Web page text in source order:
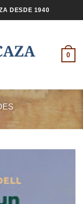
DESDE 1940
0